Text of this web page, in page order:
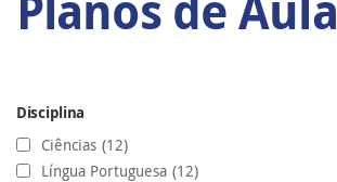
Disciplina
Ciências (12)
Língua Portuguesa (12)